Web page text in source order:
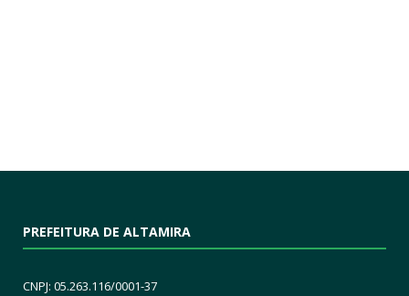
PREFEITURA DE ALTAMIRA
CNPJ: 05.263.116/0001-37